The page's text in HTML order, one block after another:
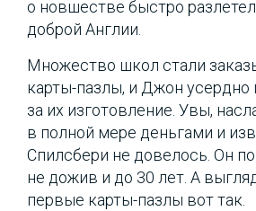
о новшестве быстро
доброй Англии.
Множество школ стали
карты-пазлы, и Джон усердно
за их изготовление. Увы,
в полной мере деньгами и
Спилсбери не довелось. Он
не дожив и до 30 лет. А
первые карты-пазлы вот так.